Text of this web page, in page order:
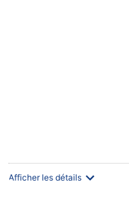
Afficher les détails